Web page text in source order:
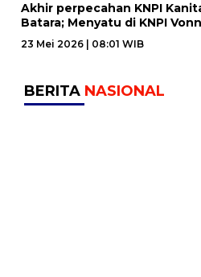
Akhir perpecahan KNPI
Batara; Menyatu di KNPI
23 Mei 2026 | 08:01 WIB
BERITA NASIONAL